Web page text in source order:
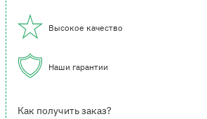
Высокое качество
Наши гарантии
Как получить заказ?